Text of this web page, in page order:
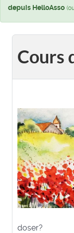
depuis HelloAsso
Cours
doser?